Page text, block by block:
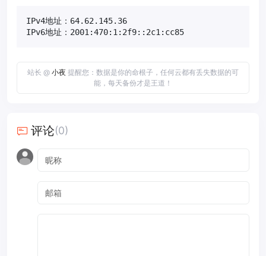
IPv4地址：64.62.145.36
IPv6地址：2001:470:1:2f9::2c1:cc85
站长 @ 小夜 提醒您：数据是你的命根子，任何云都有丢失数据的可
能，每天备份才是王道！
评论(0)